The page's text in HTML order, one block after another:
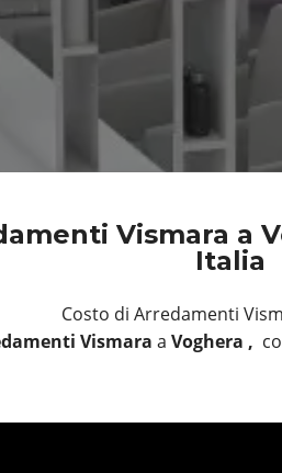
Vismara a
Italia
Costo di Arredamenti
Vismara a Voghera ,